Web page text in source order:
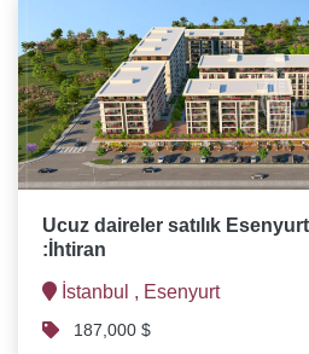
Ucuz daireler satılık
:İhtiran
İstanbul , Esenyurt
187,000 $